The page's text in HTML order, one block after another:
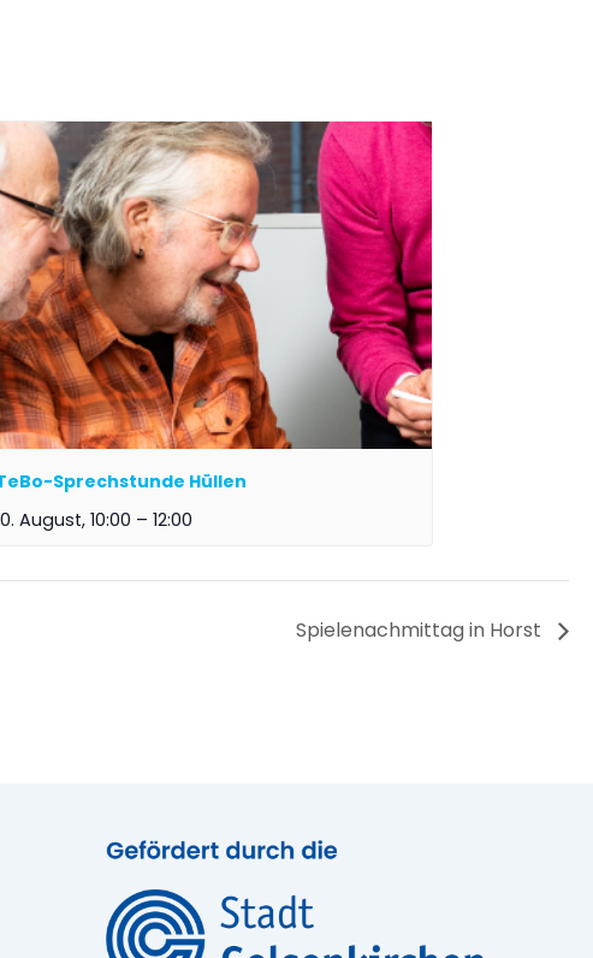
Sprechstunde Hüllen
August, 10:00 – 12:00
Spielenachmittag in Horst